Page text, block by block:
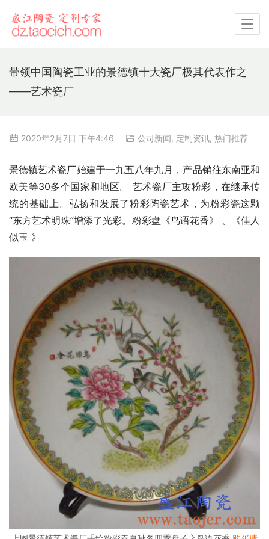
带领中国陶瓷工业的景德镇十大瓷厂极其代表作之
——艺术瓷厂
2020年2月7日 下午4:46 公司新闻, 定制资讯, 热门推荐
景德镇艺术瓷厂始建于一九五八年九月，产品销往东南亚和
欧美等30多个国家和地区。 艺术瓷厂主攻粉彩，在继承传
统的基础上。弘扬和发展了粉彩陶瓷艺术，为粉彩瓷这颗
“东方艺术明珠”增添了光彩。粉彩盘《鸟语花香》 、《佳人
似玉 》